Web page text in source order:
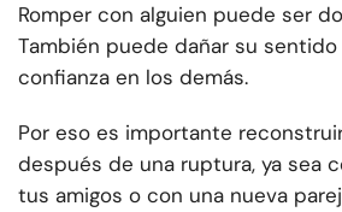
Romper con alguien puede ser
También puede dañar su
confianza en los demás.
Por eso es importante
después de una ruptura, ya sea
tus amigos o con una nueva